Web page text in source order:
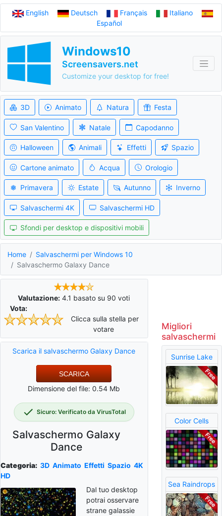
English Deutsch Français
Italiano
Español
Windows10
Screensavers.net
Customize your desktop for free!
3D Animato Natura Festa
San Valentino Natale Capodanno
Halloween Animali Effetti Spazio
Cartone animato Acqua Orologio
Primavera Estate Autunno Inverno
Salvaschermi 4K Salvaschermi HD
Sfondi per desktop e dispositivi mobili
Home
Salvaschermi per Windows 10
Salvaschermo Galaxy Dance
Valutazione: 4.1 basato su 90 voti
Vota:
Clicca sulla stella per
votare
Scarica il salvaschermo Galaxy Dance
SCARICA
Dimensione del file: 0.54 Mb
Sicuro: Verificato da VirusTotal
Salvaschermo Galaxy
Dance
Categoria: 3D Animato Effetti Spazio 4K
HD
Dal tuo desktop
potrai osservare
strane galassie
Migliori
salvaschermi
Sunrise Lake
Color Cells
Sea Raindrops